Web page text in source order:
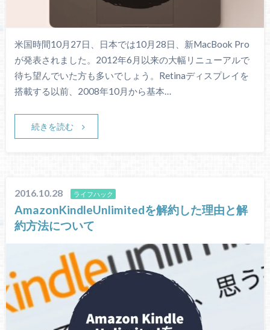
米国時間10月27日、日本では10月28日、新MacBook Pro
が発表されました。2012年6月以来の大幅リニューアルで
待ち望んでいた方も多いでしょう。Retinaディスプレイを
搭載する以前、2008年10月から基本…
続きを読む
2016.10.28 ライフハック
AmazonKindleUnlimitedを解約した理由と解
約方法について